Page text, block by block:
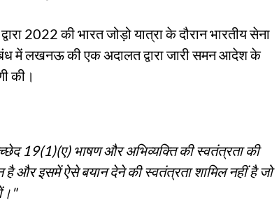
2022 की भारत जोड़ो यात्रा के दौरान भारतीय सेना
में लखनऊ की एक अदालत द्वारा जारी समन आदेश के
की।
19(1)(ए) भाषण और अभिव्यक्ति की स्वतंत्रता की
है और इसमें ऐसे बयान देने की स्वतंत्रता शामिल नहीं है जो